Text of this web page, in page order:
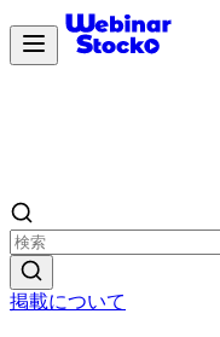
掲載について